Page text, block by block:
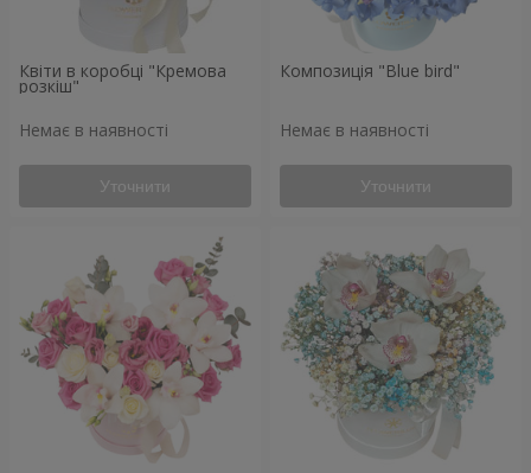
Квіти в коробці "Кремова
розкіш"
Немає в наявності
Уточнити
Композиція "Blue bird"
Немає в наявності
Уточнити